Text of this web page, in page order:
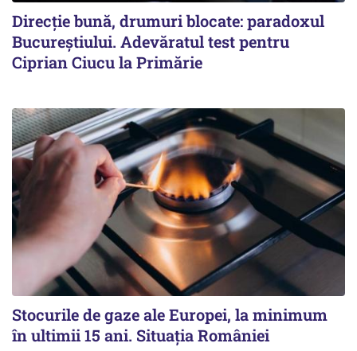
Direcție bună, drumuri blocate: paradoxul
Bucureștiului. Adevăratul test pentru
Ciprian Ciucu la Primărie
Stocurile de gaze ale Europei, la minimum
în ultimii 15 ani. Situația României